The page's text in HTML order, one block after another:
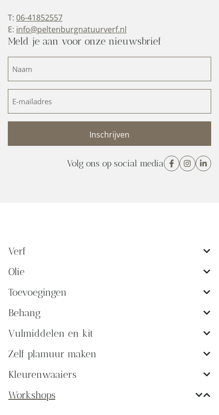
T: 06-41852557
E: info@peltenburgnatuurverf.nl
Meld je aan voor onze nieuwsbrief
(Vereist)
mailadres
Volg ons op social media
Verf
Olie
Toevoegingen
Behang
Vulmiddelen en kit
Zelf plamuur maken
Kleurenwaaiers
Workshops